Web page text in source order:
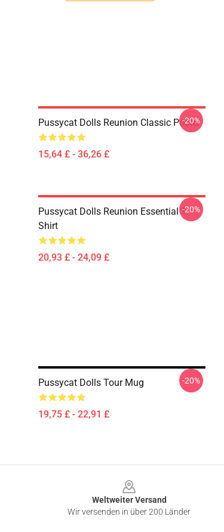
Pussycat Dolls Reunion Classic Poster
15,64 £ - 36,26 £
-20%
Pussycat Dolls Reunion Essential T-
Shirt
20,93 £ - 24,09 £
-20%
Pussycat Dolls Tour Mug
19,75 £ - 22,91 £
-20%
Weltweiter Versand
Wir versenden in über 200 Länder